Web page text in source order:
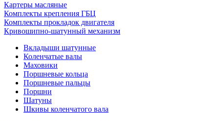
Картеры масляные
Комплекты крепления ГБЦ
Комплекты прокладок двигателя
Кривошипно-шатунный механизм
Вкладыши шатунные
Коленчатые валы
Маховики
Поршневые кольца
Поршневые пальцы
Поршни
Шатуны
Шкивы коленчатого вала